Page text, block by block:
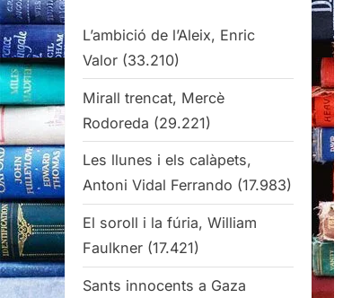
L’ambició de l’Aleix, Enric
Valor (33.210)
Mirall trencat, Mercè
Rodoreda (29.221)
Les llunes i els calàpets,
Antoni Vidal Ferrando (17.983)
El soroll i la fúria, William
Faulkner (17.421)
Sants innocents a Gaza